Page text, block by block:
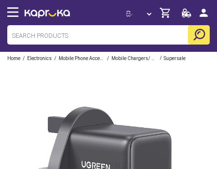
Home / Electronics / / / Supersale